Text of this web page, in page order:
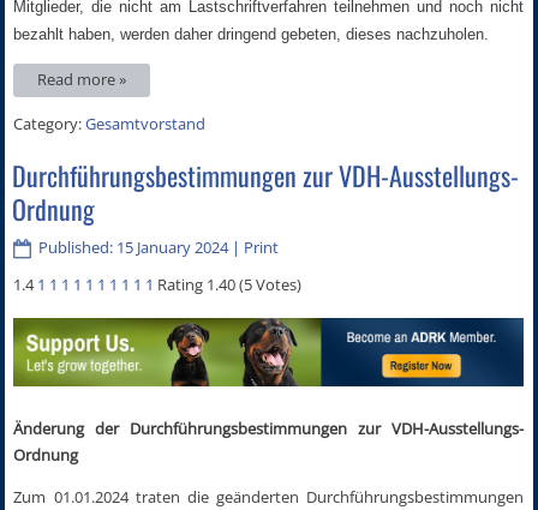
Mitglieder, die nicht am Lastschriftverfahren teilnehmen und noch nicht
bezahlt haben, werden daher dringend gebeten, dieses nachzuholen.
Read more »
Category:Gesamtvorstand
Durchführungsbestimmungen zur VDH-Ausstellungs-
Ordnung
Published: 15 January 2024| Print
1.41 1 1 1 1 1 1 1 1 1 Rating 1.40 (5 Votes)
Änderung der Durchführungsbestimmungen zur VDH-Ausstellungs-
Ordnung
Zum 01.01.2024 traten die geänderten Durchführungsbestimmungen